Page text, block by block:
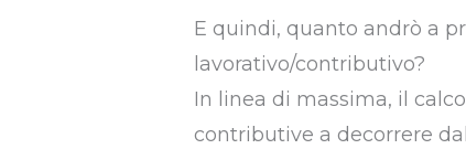
E quindi, quanto andrò a
lavorativo/contributivo?
In linea di massima, il
contributive a decorrere